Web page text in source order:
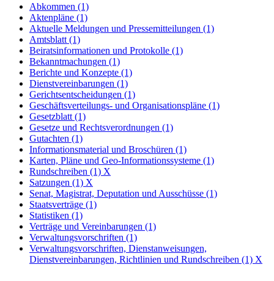
Abkommen (1)
Aktenpläne (1)
Aktuelle Meldungen und Pressemitteilungen (1)
Amtsblatt (1)
Beiratsinformationen und Protokolle (1)
Bekanntmachungen (1)
Berichte und Konzepte (1)
Dienstvereinbarungen (1)
Gerichtsentscheidungen (1)
Geschäftsverteilungs- und Organisationspläne (1)
Gesetzblatt (1)
Gesetze und Rechtsverordnungen (1)
Gutachten (1)
Informationsmaterial und Broschüren (1)
Karten, Pläne und Geo-Informationssysteme (1)
Rundschreiben (1) X
Satzungen (1) X
Senat, Magistrat, Deputation und Ausschüsse (1)
Staatsverträge (1)
Statistiken (1)
Verträge und Vereinbarungen (1)
Verwaltungsvorschriften (1)
Verwaltungsvorschriften, Dienstanweisungen,
Dienstvereinbarungen, Richtlinien und Rundschreiben (1) X